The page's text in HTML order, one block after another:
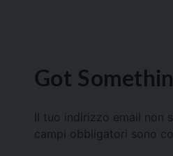
Got
Il tuo indirizzo email non
campi obbligatori sono